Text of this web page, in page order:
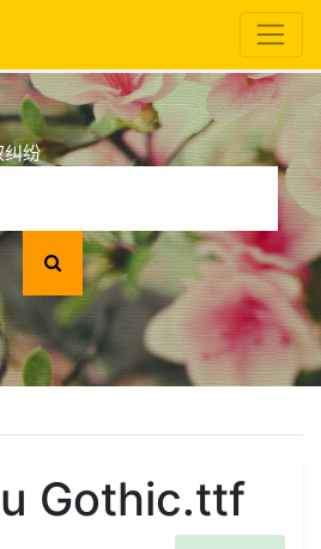
纠纷
Gothic.ttf